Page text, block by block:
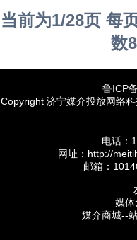
当前为1/28页 每
数
鲁ICP
Copyright 济宁媒介投放网络
电话：
网址：http://
邮箱：
媒
媒介商城--